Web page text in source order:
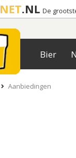
NET.NL De
Bier
Aanbiedingen